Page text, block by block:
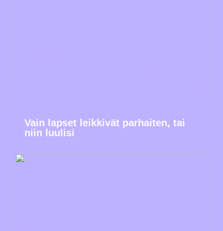
Vain lapset leikkivät parhaiten, tai
niin luulisi